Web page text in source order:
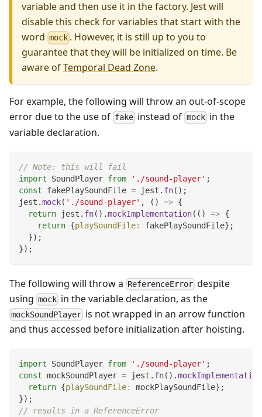
variable and then use it in the factory. Jest will
disable this check for variables that start with the
word mock . However, it is still up to you to
guarantee that they will be initialized on time. Be
aware ofTemporal Dead Zone.
For example, the following will throw an out-of-scope
error due to the use of fake instead of mockin the
variable declaration.
// Note: this will fail
import
SoundPlayer from './sound-player' ;
const fakePlaySoundFile = jest . fn( ) ;
jest .mock( './sound-player' , ( ) => {
return jest . fn( ) .mockImplementation( ( ) => {
return {playSoundFile: fakePlaySoundFile} ;
}) ;
}) ;
The following will throw a ReferenceError despite
using mock in the variable declaration, as the
mockSoundPlayer is not wrapped in an arrow function
and thus accessed before initialization after hoisting.
import SoundPlayer from './sound-player' ;
const mockSoundPlayer = jest . fn( ) .mockImplementation
return {playSoundFile: mockPlaySoundFile} ;
}) ;
// results in a ReferenceError